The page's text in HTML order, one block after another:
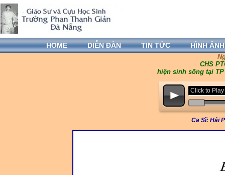
HOME DIỄN ĐÀN TIN TỨC HÌNH ẢNH
CHS
hiện sinh sống tại TP
p Click to
Ca Sĩ: Hải